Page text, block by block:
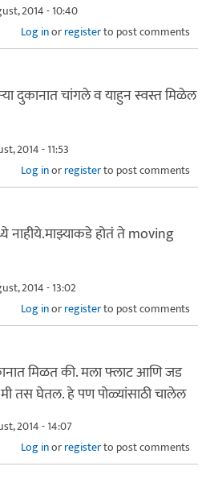
2014 - 10:40
Log inorregisterto post comments
दुकानात चांगले व याहुन स्वस्त मिळेल
2014 - 11:53
Log inorregisterto post comments
होतं ते moving
2014 - 13:02
Log inorregisterto post comments
मिळत की. मला फ्लाट आणि जड
तस घेतल. हे पण पोळ्यांसाठी चालेल
2014 - 14:07
Log inorregisterto post comments